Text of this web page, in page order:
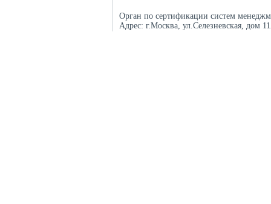
Орган по сертификации систем
Адрес: г.Москва, ул.Селезневская, дом